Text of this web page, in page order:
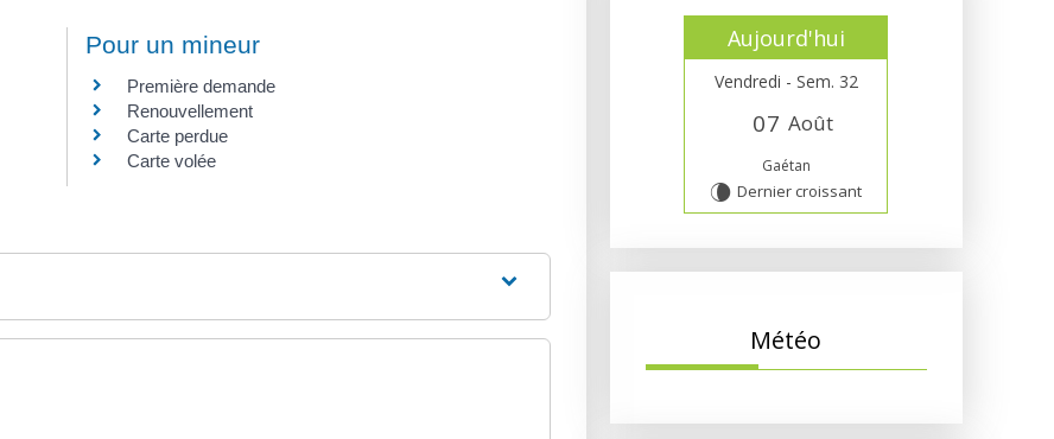
Pour un mineur
Première demande
Renouvellement
Carte perdue
Carte volée
Aujourd'hui
Vendredi - Sem. 32
07 Août
Gaétan
V Dernier croissant
Météo